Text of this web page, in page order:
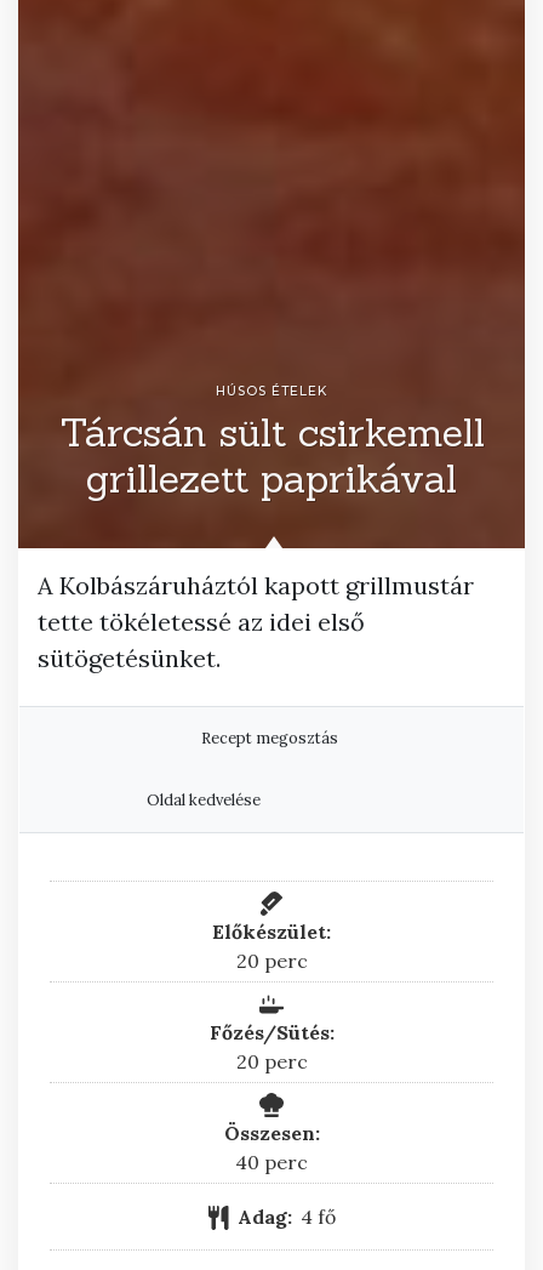
HÚSOS ÉTELEK
Tárcsán sült csirkemell
grillezett paprikával
A Kolbászáruháztól kapott grillmustár
tette tökéletessé az idei első
sütögetésünket.
Recept megosztás
Oldal kedvelése
Előkészület:
20perc
perc
Főzés/Sütés:
20perc
perc
Összesen:
40 perc
perc
Adag: 4 fő